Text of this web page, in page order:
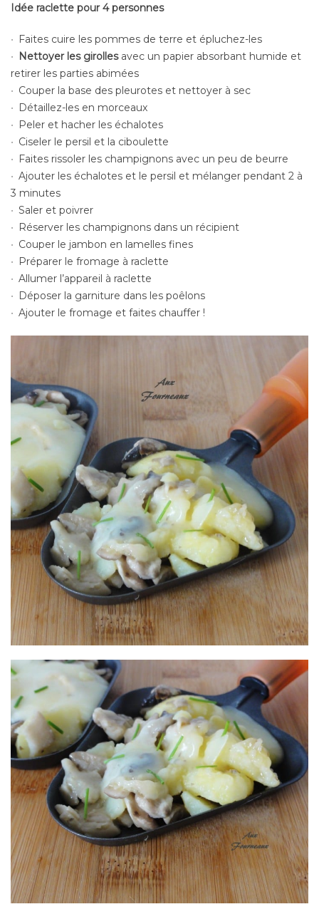
Idée raclette pour 4 personnes
Faites cuire les pommes de terre et épluchez-les
Nettoyer les girollesavec un papier absorbant humide et
retirer les parties abimées
Couper la base des pleurotes et nettoyer à sec
Détaillez-les en morceaux
Peler et hacher les échalotes
Ciseler le persil et la ciboulette
Faites rissoler les champignons avec un peu de beurre
Ajouter les échalotes et le persil et mélanger pendant 2 à
3 minutes
Saler et poivrer
Réserver les champignons dans un récipient
Couper le jambon en lamelles fines
Préparer le fromage à raclette
Allumer l’appareil à raclette
Déposer la garniture dans les poêlons
Ajouter le fromage et faites chauffer !